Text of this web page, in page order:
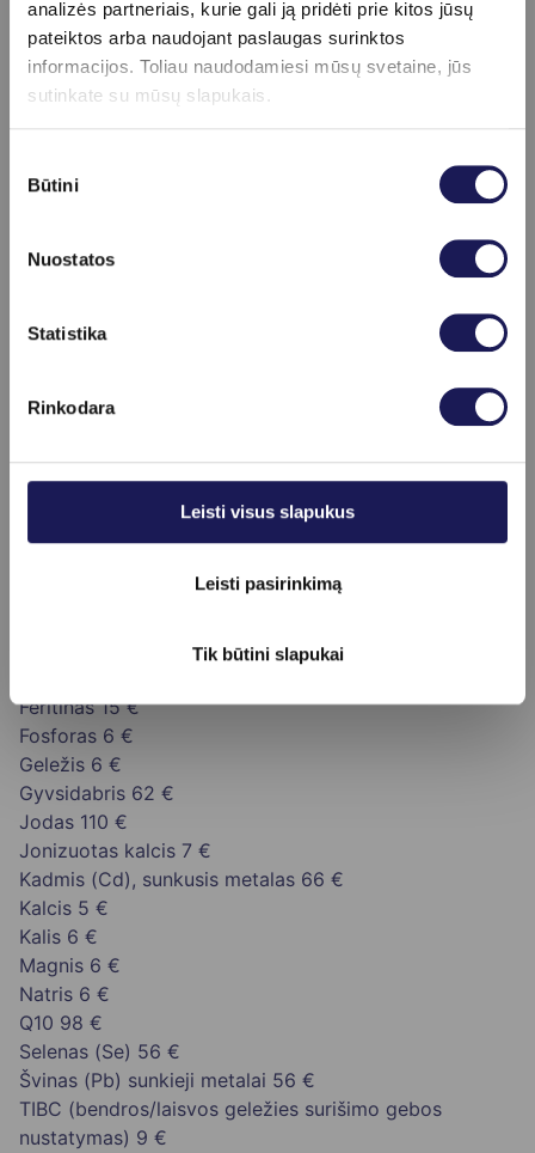
analizės partneriais, kurie gali ją pridėti prie kitos jūsų
pateiktos arba naudojant paslaugas surinktos
informacijos. Toliau naudodamiesi mūsų svetaine, jūs
sutinkate su mūsų slapukais.
pasirinkimas
Būtini
Nuostatos
Statistika
Rinkodara
Leisti visus slapukus
Leisti pasirinkimą
Tik būtini slapukai
Apie procedūrą
info
Rekomenduojama tyrimą atlikti gydytojo
Kainoraštis
Litis (Li)
Arsenas (As), sunkusis metalas 62 €
Chromas (Cr), sunkusis metalas 62 €
Feritinas 15 €
Fosforas 6 €
Geležis 6 €
Gyvsidabris 62 €
Jodas 110 €
Jonizuotas kalcis 7 €
Kadmis (Cd), sunkusis metalas 66 €
Kalcis 5 €
Kalis 6 €
Magnis 6 €
Natris 6 €
Q10 98 €
Selenas (Se) 56 €
Švinas (Pb) sunkieji metalai 56 €
TIBC (bendros/laisvos geležies surišimo gebos
nustatymas) 9 €